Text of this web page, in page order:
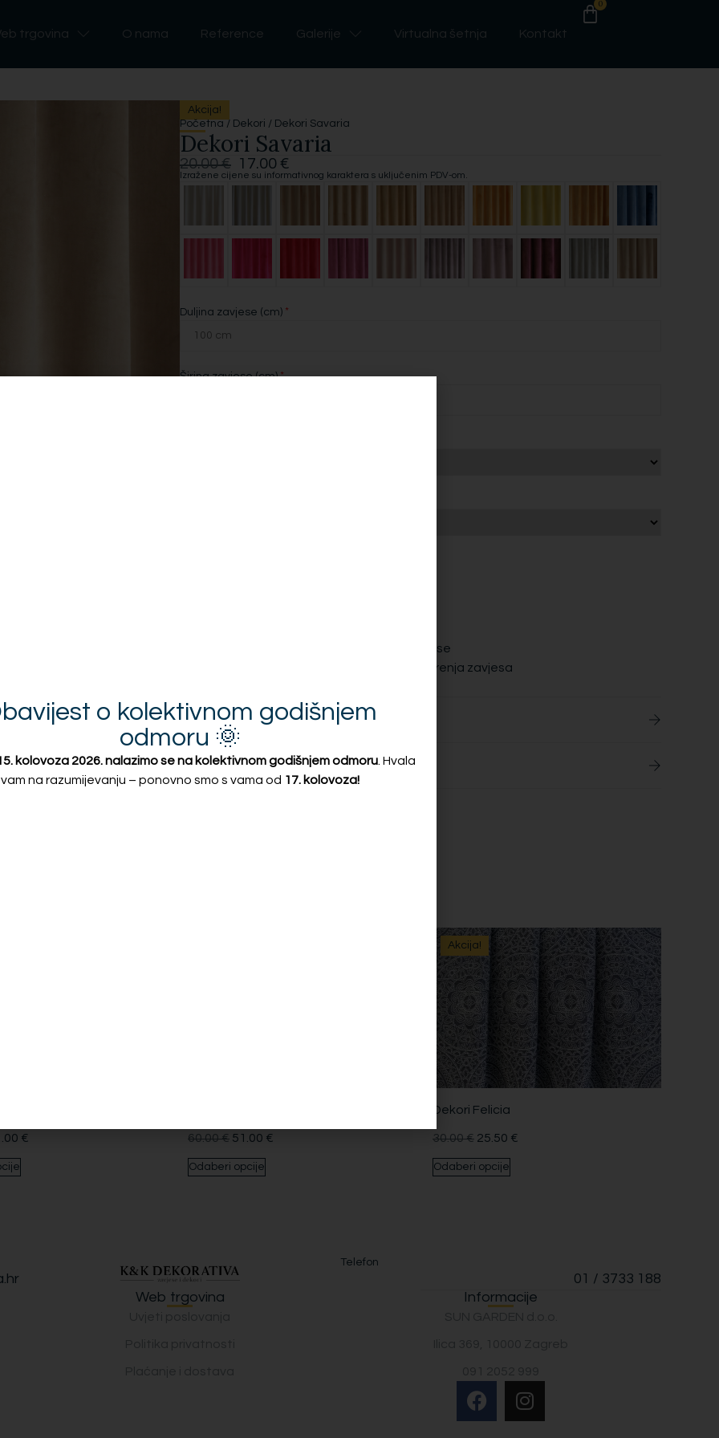
trgovina O nama Reference Galerije Virtualna šetnja Kontakt
0
Akcija!
Početna/ Dekori / Dekori Savaria
Dekori Savaria
20.00€ 17.00 €
Izražene cijene su informativnog karaktera s uključenim PDV-om.
Duljina zavjese (cm) *
Širina zavjese (cm) *
VIDEO UPUTE - kako izmjeriti paket zavjese
VIDEO UPUTE - najčešće greške kod mjerenja zavjesa
Opis proizvoda
Plaćanje i dostava
€ 60.00€ 51.00 €
Odaberi opcije
Akcija!
Dekori Felicia
30.00€ 25.50 €
Odaberi opcije
Telefon
01 / 3733 188
Web trgovina
Informacije
o kolektivnom godišnjem
odmoru 🌞
kolovoza 2026. nalazimo se na kolektivnom godišnjem odmoru. Hvala
vam na razumijevanju – ponovno smo s vama od 17. kolovoza!